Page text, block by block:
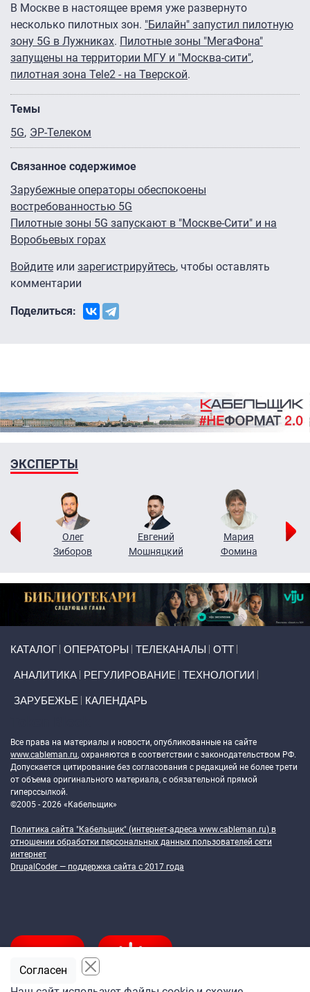
В Москве в настоящее время уже развернуто
несколько пилотных зон. "Билайн" запустил пилотную
зону 5G в Лужниках. Пилотные зоны "МегаФона"
запущены на территории МГУ и "Москва-сити",
пилотная зона Tele2 - на Тверской.
Темы
5G ЭР-Телеком
Связанное содержимое
Зарубежные операторы обеспокоены
востребованностью 5G
Пилотные зоны 5G запускают в "Москве-Сити" и на
Воробьевых горах
Войдите или зарегистрируйтесь, чтобы оставлять
комментарии
Поделиться:
ЭКСПЕРТЫ
Олег
Зиборов
Евгений
Мошняцкий
Мария
Фомина
КАТАЛОГ ОПЕРАТОРЫ ТЕЛЕКАНАЛЫ ОТТ
АНАЛИТИКА РЕГУЛИРОВАНИЕ ТЕХНОЛОГИИ
ЗАРУБЕЖЬЕ КАЛЕНДАРЬ
Все права на материалы и новости, опубликованные на сайте
www.cableman.ru, охраняются в соответствии с законодательством РФ.
Допускается цитирование без согласования с редакцией не более трети
от объема оригинального материала, с обязательной прямой
гиперссылкой.
©2005 - 2026 «Кабельщик»
Политика сайта "Кабельщик" (интернет-адреса www.cableman.ru) в
отношении обработки персональных данных пользователей сети
интернет
DrupalCoder — поддержка сайта c 2017 года
Согласен